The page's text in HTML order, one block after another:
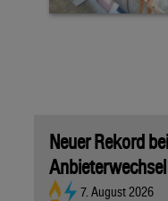
Neuer Rekord
7. August 2026